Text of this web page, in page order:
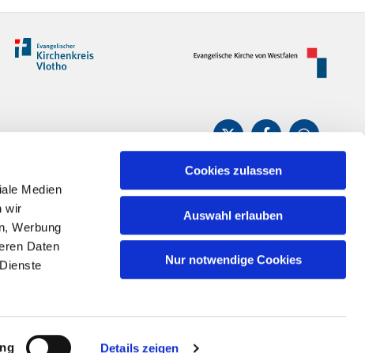
Medien
wir
Werbung
Daten
Details zeigen
Cookies zulassen
Auswahl erlauben
Nur notwendige Cookies